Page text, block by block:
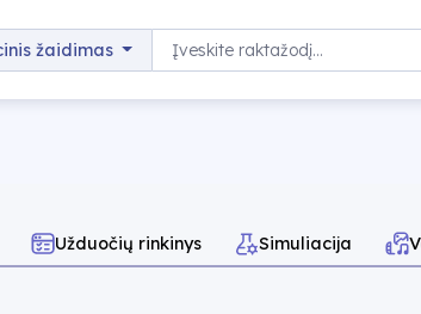
žaidimas
Paieška
Užduočių rinkinys Simuliacija